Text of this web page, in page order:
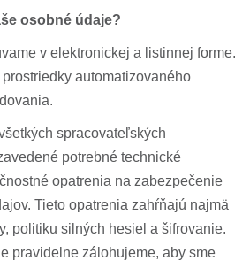
osobné údaje?
v elektronickej a listinnej forme.
automatizovaného
spracovateľských
potrebné technické
opatrenia na zabezpečenie
Tieto opatrenia zahŕňajú najmä
politiku silných hesiel a šifrovanie.
pravidelne zálohujeme, aby sme